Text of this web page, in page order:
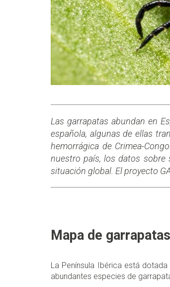
Las garrapatas abundan en
española, algunas de ellas
hemorrágica de Crimea-
nuestro país, los datos sobre
situación global. El proyecto
Mapa de garrapatas
La Península Ibérica está
abundantes especies de